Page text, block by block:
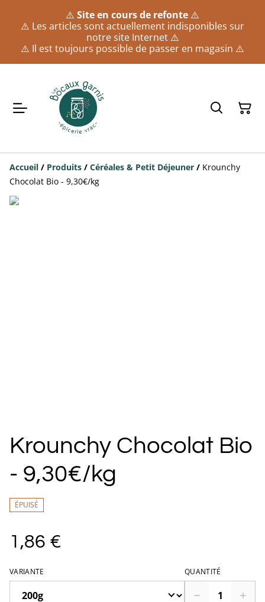
⚠️ Site en cours de refonte ⚠️
⚠️ Les articles sont actuellement indisponibles sur
notre site Internet ⚠️
⚠️ Il est toujours possible de passer en magasin ⚠️
Accueil / Produits / Céréales & Petit Déjeuner / Krounchy
Chocolat Bio - 9,30€/kg
Krounchy Chocolat Bio
- 9,30€/kg
ÉPUISÉ
1,86 €
VARIANTE QUANTITÉ